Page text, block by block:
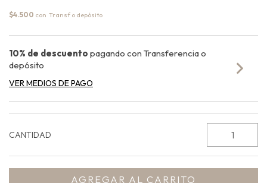
$4.500 con
10% de descuento pagando con Transferencia o
depósito
VER MEDIOS DE PAGO
CANTIDAD